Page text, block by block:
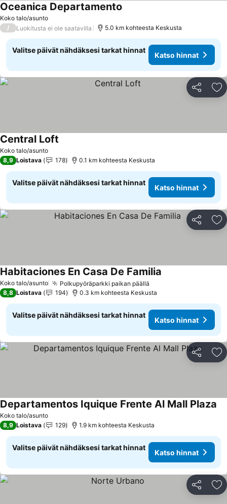
Koko talo/asunto
Oceanica Departamento
/ Luokitusta ei ole saatavilla 5.0 km kohteesta Keskusta
Valitse päivät nähdäksesi tarkat hinnat
Katso hinnat
Jaa
Koko talo/asunto
Central Loft
8,9 Loistava 178 0.1 km kohteesta Keskusta
Valitse päivät nähdäksesi tarkat hinnat
Katso hinnat
Jaa
Koko talo/asunto Polkupyöräparkki paikan päällä
Habitaciones En Casa De Familia
8,8 Loistava 194 0.3 km kohteesta Keskusta
Valitse päivät nähdäksesi tarkat hinnat
Katso hinnat
Jaa
Koko talo/asunto
Departamentos Iquique Frente Al Mall Plaza
8,9 Loistava 129 1.9 km kohteesta Keskusta
Valitse päivät nähdäksesi tarkat hinnat
Katso hinnat
Jaa